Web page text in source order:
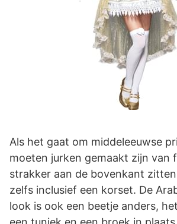
Als het gaat om middeleeuwse
moeten jurken gemaakt zijn van
strakker aan de bovenkant
zelfs inclusief een korset. De
look is ook een beetje anders,